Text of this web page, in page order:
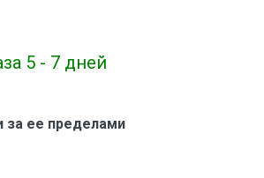
5 - 7 дней
за ее пределами